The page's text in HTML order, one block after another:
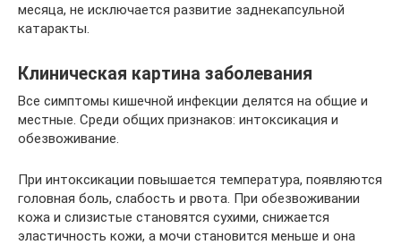
месяца, не исключается развитие заднекапсульной
катаракты.
Клиническая картина заболевания
Все симптомы кишечной инфекции делятся на общие и
местные. Среди общих признаков: интоксикация и
обезвоживание.
При интоксикации повышается температура, появляются
головная боль, слабость и рвота. При обезвоживании
кожа и слизистые становятся сухими, снижается
эластичность кожи, а мочи становится меньше и она